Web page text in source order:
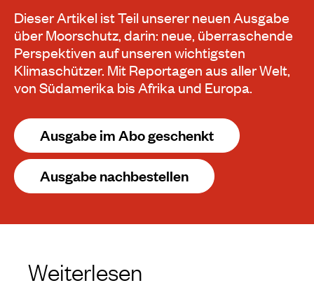
Dieser Artikel ist Teil unserer neuen Ausgabe
über Moorschutz, darin: neue, überraschende
Perspektiven auf unseren wichtigsten
Klimaschützer. Mit Reportagen aus aller Welt,
von Südamerika bis Afrika und Europa.
Ausgabe im Abo geschenkt
Ausgabe nachbestellen
Weiterlesen